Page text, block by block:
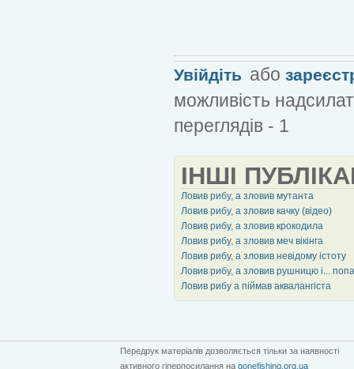
Увійдіть або
можливість
переглядів - 1
ІНШІ
Ловив рибу, а зловив мутанта
Ловив рибу, а зловив качку (відео)
Ловив рибу, а зловив крокодила
Ловив рибу, а зловив меч вікінга
Ловив рибу, а зловив невідому істоту
Ловив рибу, а зловив рушницю і...
Ловив рибу а піймав аквалангіста
Передрук матеріалів дозволяється тільки за наявності
активного гіперпосилання на gonefishing.org.ua